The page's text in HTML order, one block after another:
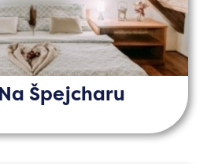
Špejcharu